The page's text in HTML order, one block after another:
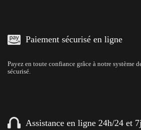
Paiement sécurisé en ligne
Payez en toute confiance grâce à notre système
sécurisé.
Assistance en ligne 24h/24 et